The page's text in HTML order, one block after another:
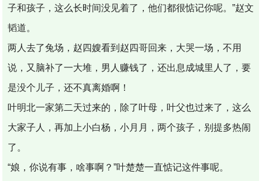
子和孩子，这么长时间没见着了，他们都很惦记你呢。”赵文
韬道。
两人去了兔场，赵四嫂看到赵四哥回来，大哭一场，不用
说，又脑补了一大堆，男人赚钱了，还出息成城里人了，要
是没个儿子，还不真离婚啊！
叶明北一家第二天过来的，除了叶母，叶父也过来了，这么
大家子人，再加上小白杨，小月月，两个孩子，别提多热闹
了。
“娘，你说有事，啥事啊？”叶楚楚一直惦记这件事呢。